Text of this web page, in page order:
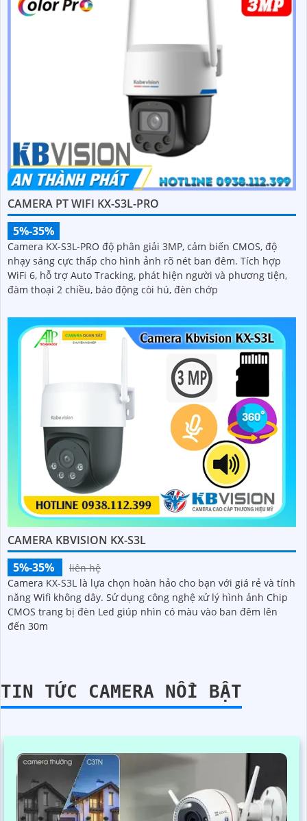
CAMERA PT WIFI KX-S3L-PRO
5%-35%
Camera KX-S3L-PRO độ phân giải 3MP, cảm biến CMOS, độ
nhạy sáng cực thấp cho hình ảnh rõ nét ban đêm. Tích hợp
WiFi 6, hỗ trợ Auto Tracking, phát hiện người và phương tiện,
đàm thoại 2 chiều, báo động còi hú, đèn chớp
CAMERA KBVISION KX-S3L
5%-35%
liên hệ
Camera KX-S3L là lựa chọn hoàn hảo cho bạn với giá rẻ và tính
năng Wifi không dây. Sử dụng công nghệ xử lý hình ảnh Chip
CMOS trang bị đèn Led giúp nhìn có màu vào ban đêm lên
đến 30m
TIN TỨC CAMERA NỔI BẬT